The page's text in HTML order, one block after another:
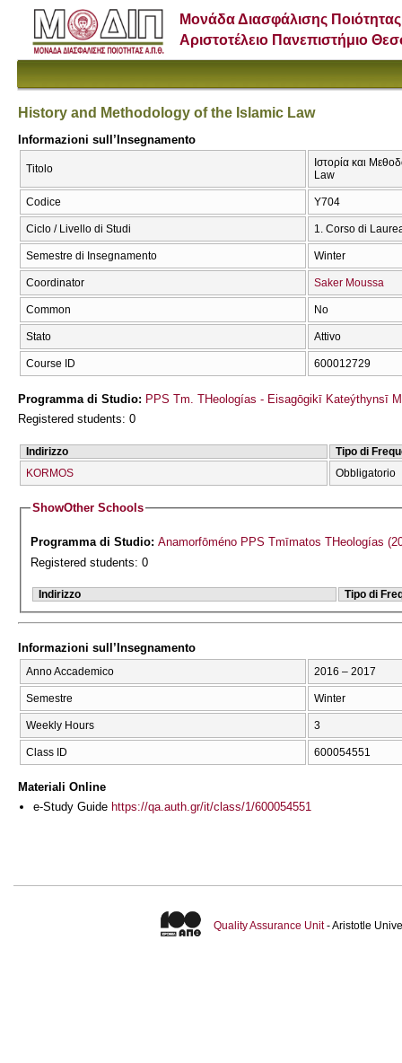
Μονάδα Διασφάλισης Ποιότητας
Αριστοτέλειο Πανεπιστήμιο
History and Methodology of the Islamic Law
Informazioni sull’Insegnamento
Titolo
Ιστορία και
Law
Codice Υ704
Ciclo / Livello di Studi 1. Corso di
Semestre di Insegnamento Winter
Coordinator Saker Moussa
Common No
Stato Attivo
Course ID 600012729
Programma di Studio: PPS Tm. THeologías - Eisagōgikī Kateýthynsī
Registered students: 0
Indirizzo
Tipo di
KORMOS
Obbligatorio
ShowOther Schools
Programma di Studio:
Registered students: 0
Indirizzo Tipo di
Informazioni sull’Insegnamento
Anno Accademico 2016 – 2017
Semestre Winter
Weekly Hours 3
Class ID 600054551
Materiali Online
e-Study Guide https://qa.auth.gr/it/class/1/600054551
Quality Assurance Unit- Aristotle